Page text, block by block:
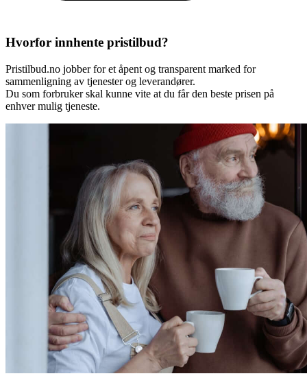
Hvorfor innhente pristilbud?
Pristilbud.no jobber for et åpent og transparent marked for
sammenligning av tjenester og leverandører.
Du som forbruker skal kunne vite at du får den beste prisen på
enhver mulig tjeneste.